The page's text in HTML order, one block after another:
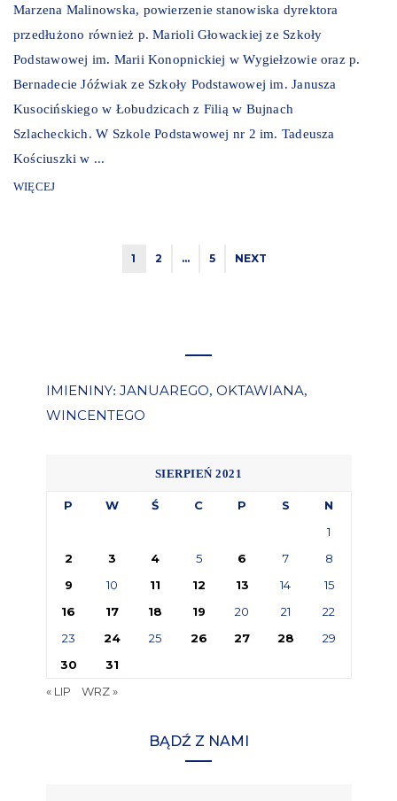
Marzena Malinowska, powierzenie stanowiska dyrektora
przedłużono również p. Marioli Głowackiej ze Szkoły
Podstawowej im. Marii Konopnickiej w Wygiełzowie oraz p.
Bernadecie Jóźwiak ze Szkoły Podstawowej im. Janusza
Kusocińskiego w Łobudzicach z Filią w Bujnach
Szlacheckich. W Szkole Podstawowej nr 2 im. Tadeusza
Kościuszki w ...
WIĘCEJ
1 2 … 5 NEXT
IMIENINY: JANUAREGO, OKTAWIANA,
WINCENTEGO
SIERPIEŃ 2021
P W Ś C P S
N
1
2
3 4 5 6 7
8
9
10 11 12 13 14
15
16
17 18 19 20 21
22
23
24 25 26 27 28
29
30
31
« LIP
WRZ »
BĄDŹ Z NAMI